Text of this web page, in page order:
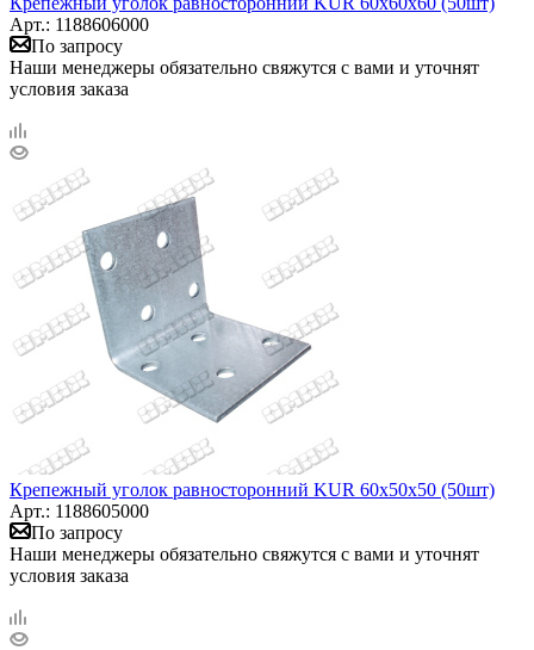
Арт.: 1188606000
По запросу
Наши менеджеры обязательно свяжутся с вами и уточнят
условия заказа
Крепежный уголок равносторонний KUR 60х50х50 (50шт)
Арт.: 1188605000
По запросу
Наши менеджеры обязательно свяжутся с вами и уточнят
условия заказа